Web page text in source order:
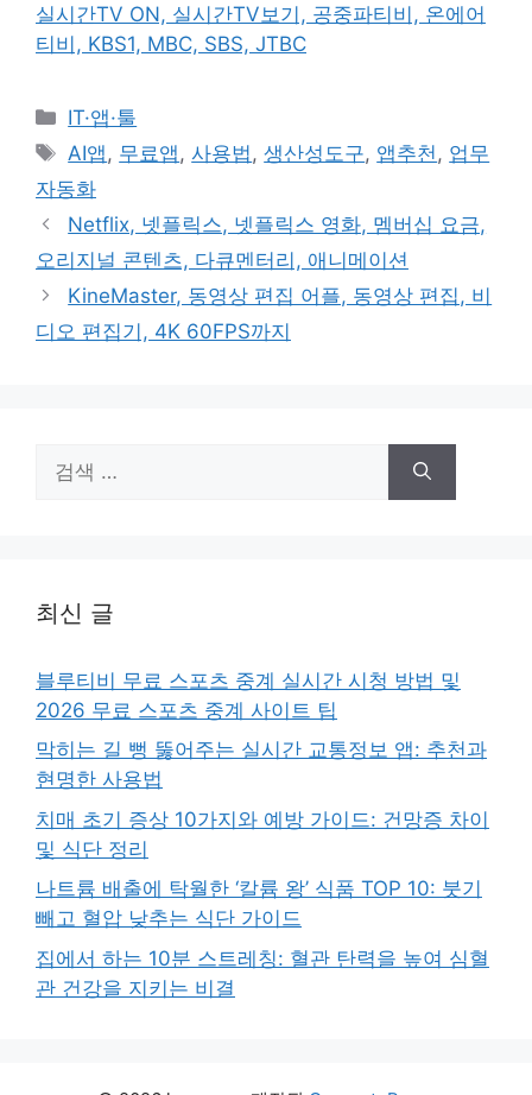
실시간TV ON, 실시간TV보기, 공중파티비, 온에어
티비, KBS1, MBC, SBS, JTBC
카
테
리
IT·앱·툴
태
그
AI앱 , 무료앱 ,사용법 ,생산성도구, 앱추천 , 업무
자동화
Netflix, 넷플릭스, 넷플릭스 영화, 멤버십 요금,
오리지널 콘텐츠, 다큐멘터리, 애니메이션
KineMaster, 동영상 편집 어플, 동영상 편집, 비
디오 편집기, 4K 60FPS까지
색:
최신 글
블루티비 무료 스포츠 중계 실시간 시청 방법 및
2026 무료 스포츠 중계 사이트 팁
막히는 길 뻥 뚫어주는 실시간 교통정보 앱: 추천과
현명한 사용법
치매 초기 증상 10가지와 예방 가이드: 건망증 차이
및 식단 정리
나트륨 배출에 탁월한 ‘칼륨 왕’ 식품 TOP 10: 붓기
빼고 혈압 낮추는 식단 가이드
집에서 하는 10분 스트레칭: 혈관 탄력을 높여 심혈
관 건강을 지키는 비결